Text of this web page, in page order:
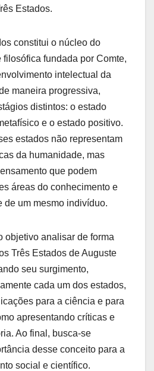
Estados.
constitui o núcleo do
filosófica fundada por Comte,
intelectual da
maneira progressiva,
distintos: o estado
e o estado positivo.
estados não representam
da humanidade, mas
que podem
áreas do conhecimento e
de um mesmo indivíduo.
objetivo analisar de forma
Três Estados de Auguste
seu surgimento,
cada um dos estados,
para a ciência e para
apresentando críticas e
Ao final, busca-se
desse conceito para a
social e científico.